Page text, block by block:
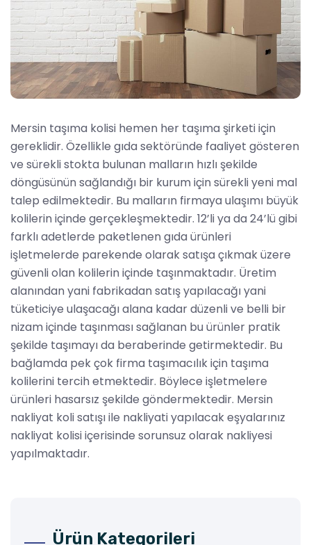
Mersin taşıma kolisi hemen her taşıma şirketi için
gereklidir. Özellikle gıda sektöründe faaliyet gösteren
ve sürekli stokta bulunan malların hızlı şekilde
döngüsünün sağlandığı bir kurum için sürekli yeni mal
talep edilmektedir. Bu malların firmaya ulaşımı büyük
kolilerin içinde gerçekleşmektedir. 12’li ya da 24’lü gibi
farklı adetlerde paketlenen gıda ürünleri
işletmelerde parekende olarak satışa çıkmak üzere
güvenli olan kolilerin içinde taşınmaktadır. Üretim
alanından yani fabrikadan satış yapılacağı yani
tüketiciye ulaşacağı alana kadar düzenli ve belli bir
nizam içinde taşınması sağlanan bu ürünler pratik
şekilde taşımayı da beraberinde getirmektedir. Bu
bağlamda pek çok firma taşımacılık için taşıma
kolilerini tercih etmektedir. Böylece işletmelere
ürünleri hasarsız şekilde göndermektedir. Mersin
nakliyat koli satışı ile nakliyati yapılacak eşyalarınız
nakliyat kolisi içerisinde sorunsuz olarak nakliyesi
yapılmaktadır.
Ürün Kategorileri